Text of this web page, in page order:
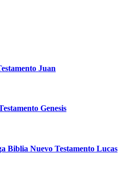
Juan
Genesis
Biblia Nuevo Testamento Lucas